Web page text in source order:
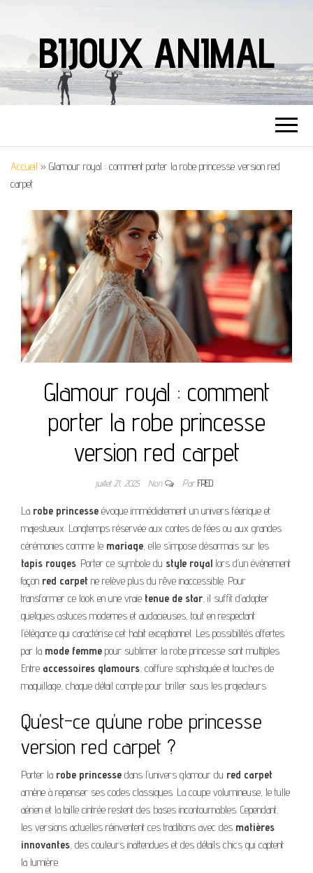
BIJOUX ANIMAL
Accueil » Glamour royal : comment porter la robe princesse version red
carpet
Glamour royal : comment
porter la robe princesse
version red carpet
juillet 21, 2025 Non ParFRED
La robe princesse évoque immédiatement un univers féerique et
majestueux. Longtemps réservée aux contes de fées ou aux grandes
cérémonies comme le mariage, elle s’impose désormais sur les
tapis rouges. Porter ce symbole du style royal lors d’un événement
façon red carpet ne relève plus du rêve inaccessible. Pour
transformer ce look en une vraie tenue de star, il suffit d’adopter
quelques astuces modernes et audacieuses, tout en respectant
l’élégance qui caractérise cet habit exceptionnel. Les possibilités offertes
par la mode femme pour sublimer la robe princesse sont multiples.
Entre accessoires glamours, coiffure sophistiquée et touches de
maquillage, chaque détail compte pour briller sous les projecteurs.
Qu’est-ce qu’une robe princesse
version red carpet ?
Porter la robe princesse dans l’univers glamour du red carpet
amène à repenser ses codes classiques. La coupe volumineuse, le tulle
aérien et la taille cintrée restent des bases incontournables. Cependant,
les versions actuelles réinventent ces traditions avec des matières
innovantes, des couleurs inattendues et des détails chics qui captent
la lumière.